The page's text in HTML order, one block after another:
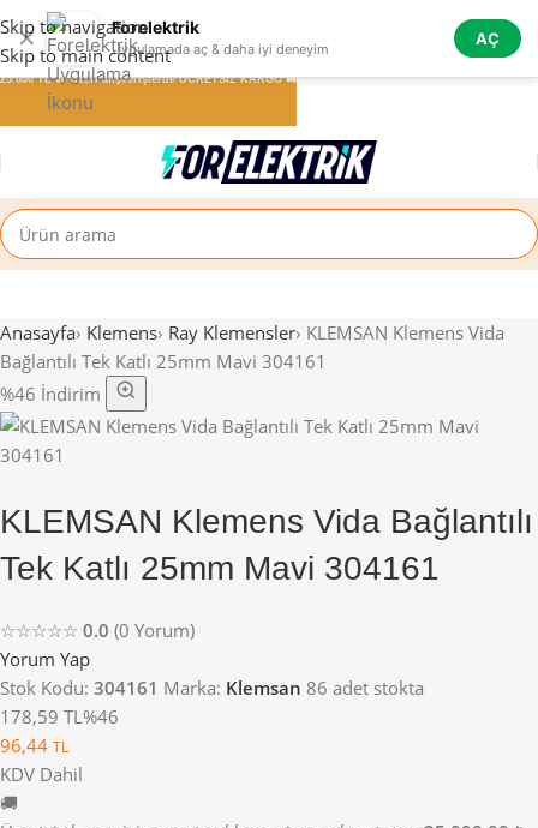
✕ Forelektrik
Uygulamada aç & daha iyi deneyim
AÇ
Skip to navigation
Skip to main content
Anasayfa› Klemens› Ray Klemensler› KLEMSAN Klemens Vida
Bağlantılı Tek Katlı 25mm Mavi 304161
%46 İndirim
KLEMSAN Klemens Vida Bağlantılı
Tek Katlı 25mm Mavi 304161
☆☆☆☆☆ 0.0 (0 Yorum)
Yorum Yap
Stok Kodu: 304161 Marka: Klemsan 86 adet stokta
178,59 TL%46
96,44 TL
KDV Dahil
🚚
25.000 TL ve üzeri alışverişlerde ÜCRETSİZ KARGO 🚚